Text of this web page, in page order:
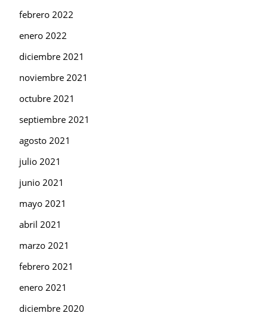
febrero 2022
enero 2022
diciembre 2021
noviembre 2021
octubre 2021
septiembre 2021
agosto 2021
julio 2021
junio 2021
mayo 2021
abril 2021
marzo 2021
febrero 2021
enero 2021
diciembre 2020